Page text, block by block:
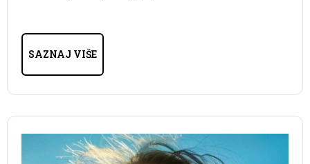
SAZNAJ VIŠE